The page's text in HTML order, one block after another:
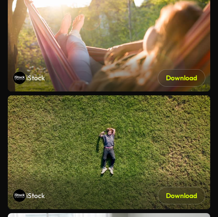
iStock Download
iStock Download